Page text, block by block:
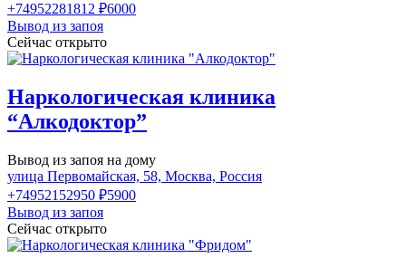
+74952281812 ₽6000
Вывод из запоя
Сейчас открыто
Наркологическая клиника
“Алкодоктор”
Вывод из запоя на дому
улица Первомайская, 58, Москва, Россия
+74952152950 ₽5900
Вывод из запоя
Сейчас открыто